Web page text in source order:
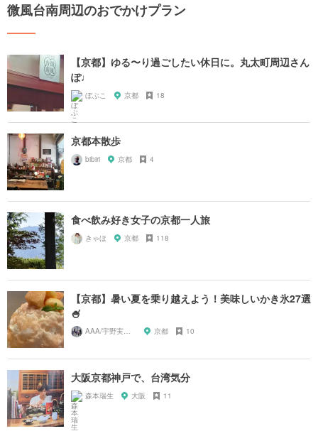
微風台南周辺のおでかけプラン
【京都】ゆる〜り過ごしたい休日に。丸太町周辺さん
ぽ♩
ぼぶこ 京都 18
京都本散歩
bibiri 京都 4
食べ飲み好き女子の京都一人旅
きゃほ 京都 118
【京都】暑い夏を乗り越えよう！美味しいかき氷27選
🍧
AAA/宇野実彩子推し 京都 10
大阪京都神戸で、台湾気分
森本瑞生 大阪 11